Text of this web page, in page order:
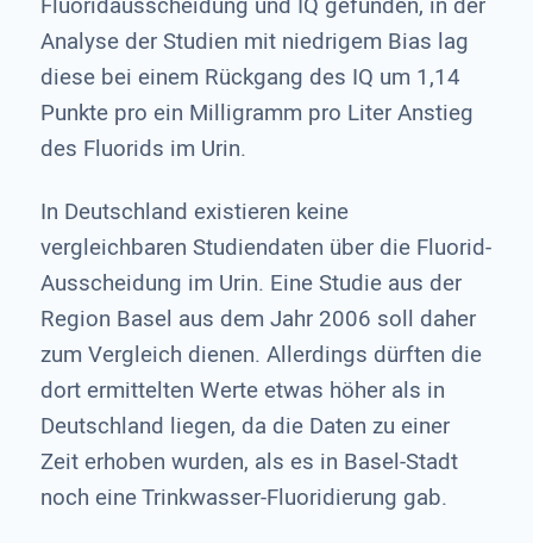
Analyse der Studien mit niedrigem Bias lag
diese bei einem Rückgang des IQ um 1,14
Punkte pro ein Milligramm pro Liter Anstieg
des Fluorids im Urin.
In Deutschland existieren keine
vergleichbaren Studiendaten über die Fluorid-
Ausscheidung im Urin. Eine Studie aus der
Region Basel aus dem Jahr 2006 soll daher
zum Vergleich dienen. Allerdings dürften die
dort ermittelten Werte etwas höher als in
Deutschland liegen, da die Daten zu einer
Zeit erhoben wurden, als es in Basel-Stadt
noch eine Trinkwasser-Fluoridierung gab.